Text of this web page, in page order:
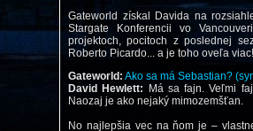
Gateworld získal Davida na
Stargate Konferencii vo
projektoch, pocitoch z poslednej
Roberto Picardo... a je toho oveľa viac!
Gateworld: Ako sa má Sebastian?
David Hewlett: Má sa fajn. Veľmi
Naozaj je ako nejaký mimozemšťan.
No najlepšia vec na ňom je –